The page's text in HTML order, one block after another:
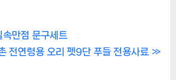
속만점 문구세트
전연령용 오리 펫9단 푸들 전용사료